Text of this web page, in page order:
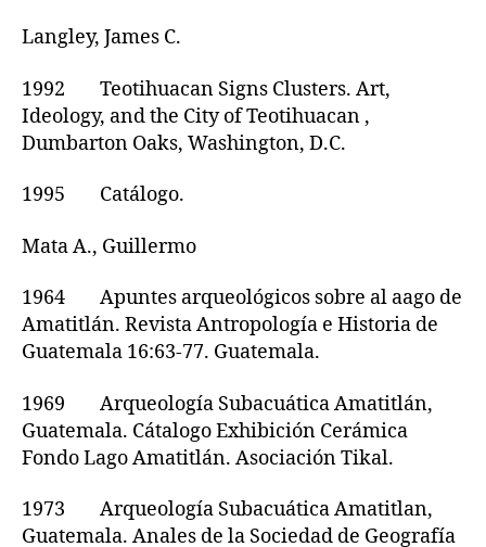
Langley, James C.
1992 Teotihuacan Signs Clusters. Art,
Ideology, and the City of Teotihuacan ,
Dumbarton Oaks, Washington, D.C.
1995 Catálogo.
Mata A., Guillermo
1964 Apuntes arqueológicos sobre al aago de
Amatitlán. Revista Antropología e Historia de
Guatemala 16:63-77. Guatemala.
1969 Arqueología Subacuática Amatitlán,
Guatemala. Cátalogo Exhibición Cerámica
Fondo Lago Amatitlán. Asociación Tikal.
1973 Arqueología Subacuática Amatitlan,
Guatemala. Anales de la Sociedad de Geografía